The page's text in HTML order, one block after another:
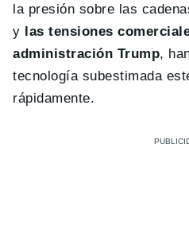
la presión sobre las
y las tensiones
administración Trump,
tecnología subestimada
rápidamente.